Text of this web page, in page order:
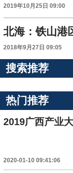
2019年10月25日 09:00
2018年9月27日 09:05
搜索推荐
热门推荐
2019广西产业
2020-01-10 09:41:06